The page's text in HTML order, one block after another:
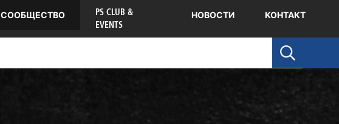
СООБЩЕСТВО
PS CLUB &
EVENTS
НОВОСТИ КОНТАКТ